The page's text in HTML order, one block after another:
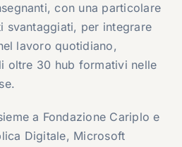
con una particolare
svantaggiati, per integrare
lavoro quotidiano,
oltre 30 hub formativi nelle
a Fondazione Cariplo e
Digitale, Microsoft